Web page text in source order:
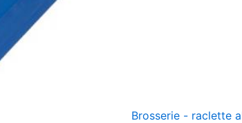
Brosserie - raclette